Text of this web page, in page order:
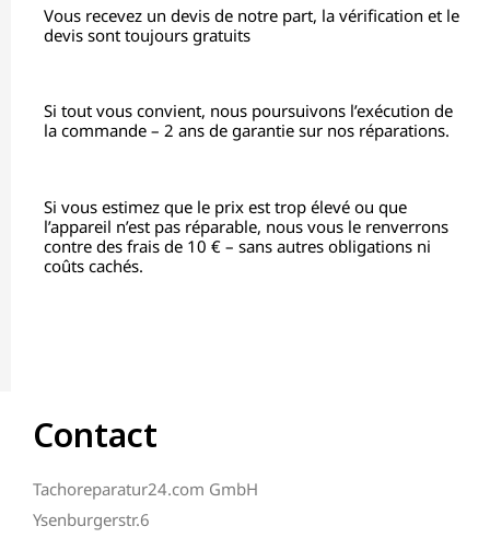
Vous recevez un devis de notre part, la vérification et le
devis sont toujours gratuits
Si tout vous convient, nous poursuivons l’exécution de
la commande – 2 ans de garantie sur nos réparations.
Si vous estimez que le prix est trop élevé ou que
l’appareil n’est pas réparable, nous vous le renverrons
contre des frais de 10 € – sans autres obligations ni
coûts cachés.
Contact
Tachoreparatur24.com GmbH
Ysenburgerstr.6